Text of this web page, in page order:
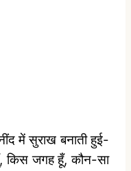
में सुराख बनाती हुई-
किस जगह हूँ, कौन-सा